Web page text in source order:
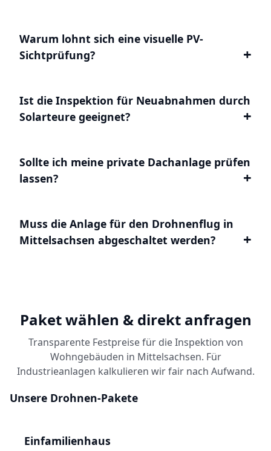
Warum lohnt sich eine visuelle PV-
Sichtprüfung?
Ist die Inspektion für Neuabnahmen durch
Solarteure geeignet?
Sollte ich meine private Dachanlage prüfen
lassen?
Muss die Anlage für den Drohnenflug in
Mittelsachsen abgeschaltet werden?
Paket wählen & direkt anfragen
Transparente Festpreise für die Inspektion von
Wohngebäuden in Mittelsachsen. Für
Industrieanlagen kalkulieren wir fair nach Aufwand.
Unsere Drohnen-Pakete
Einfamilienhaus